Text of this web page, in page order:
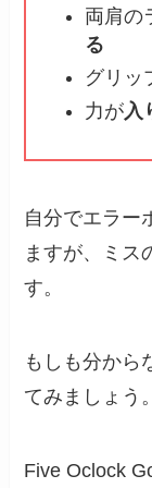
両肩の
る
グリッ
力が入
自分でエラー
ますが、ミス
す。
もしも分から
てみましょう。
Five Oclock